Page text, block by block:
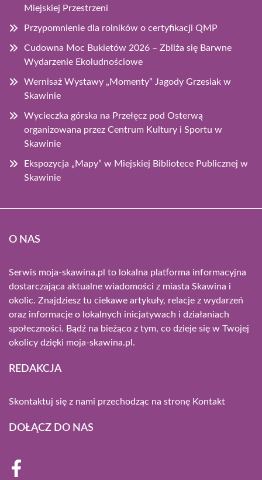
Miejskiej Przestrzeni
Przypomnienie dla rolników o certyfikacji QMP
Cudowna Moc Bukietów 2026 – Zbliża się Barwne
Wydarzenie Ekoludnościowe
Wernisaż Wystawy „Momenty” Jagody Grzesiak w
Skawinie
Wycieczka górska na Przełęcz pod Osterwą
organizowana przez Centrum Kultury i Sportu w
Skawinie
Ekspozycja „Mapy” w Miejskiej Bibliotece Publicznej w
Skawinie
O NAS
Serwis moja-skawina.pl to lokalna platforma informacyjna
dostarczająca aktualne wiadomości z miasta Skawina i
okolic. Znajdziesz tu ciekawe artykuły, relacje z wydarzeń
oraz informacje o lokalnych inicjatywach i działaniach
społeczności. Bądź na bieżąco z tym, co dzieje się w Twojej
okolicy dzięki moja-skawina.pl.
REDAKCJA
Skontaktuj się z nami przechodząc na stronę Kontakt
DOŁĄCZ DO NAS